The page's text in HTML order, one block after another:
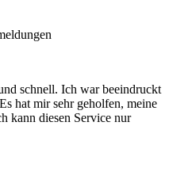
schnell. Ich war beeindruckt
hat mir sehr geholfen, meine
kann diesen Service nur